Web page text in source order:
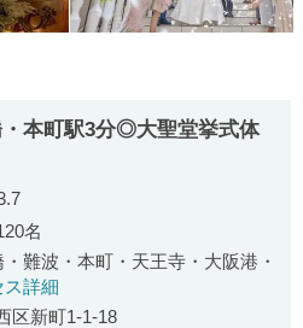
・本町駅3分◎大聖堂挙式体
コミ評価
名
難波・本町・天王寺・大阪港・
ス詳細
区新町1-1-18